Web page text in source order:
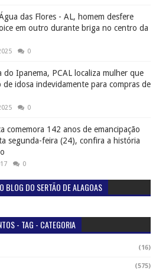
das Flores - AL, homem desfere
em outro durante briga no centro da
0
do Ipanema, PCAL localiza mulher que
de idosa indevidamente para compras de
0
comemora 142 anos de emancipação
segunda-feira (24), confira a história
0
BLOG DO SERTÃO DE ALAGOAS
- TAG - CATEGORIA
(16)
(575)